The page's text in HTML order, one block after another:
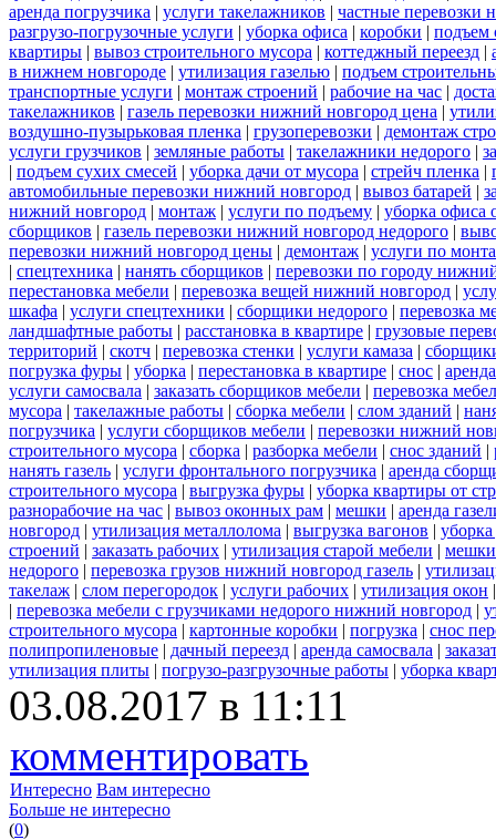
аренда погрузчика | услуги такелажников | частные перевозки
разгрузо-погрузочные услуги | уборка офиса | коробки | подъем
квартиры | вывоз строительного мусора | коттеджный переезд |
в нижнем новгороде | утилизация газелью | подъем
транспортные услуги | монтаж строений | рабочие на час |
такелажников | газель перевозки нижний новгород цена |
воздушно-пузырьковая пленка | грузоперевозки | демонтаж
услуги грузчиков | земляные работы | такелажники недорого |
| подъем сухих смесей | уборка дачи от мусора | стрейч пленка |
автомобильные перевозки нижний новгород | вывоз батарей |
нижний новгород | монтаж | услуги по подъему | уборка офиса
сборщиков | газель перевозки нижний новгород недорого |
перевозки нижний новгород цены | демонтаж | услуги по
| спецтехника | нанять сборщиков | перевозки по городу
перестановка мебели | перевозка вещей нижний новгород |
шкафа | услуги спецтехники | сборщики недорого | перевозка
ландшафтные работы | расстановка в квартире | грузовые
территорий | скотч | перевозка стенки | услуги камаза |
погрузка фуры | уборка | перестановка в квартире | снос |
услуги самосвала | заказать сборщиков мебели | перевозка
мусора | такелажные работы | сборка мебели | слом зданий |
погрузчика | услуги сборщиков мебели | перевозки нижний
строительного мусора | сборка | разборка мебели | снос зданий |
нанять газель | услуги фронтального погрузчика | аренда
строительного мусора | выгрузка фуры | уборка квартиры от
разнорабочие на час | вывоз оконных рам | мешки | аренда
новгород | утилизация металлолома | выгрузка вагонов |
строений | заказать рабочих | утилизация старой мебели |
недорого | перевозка грузов нижний новгород газель |
такелаж | слом перегородок | услуги рабочих | утилизация окон
| перевозка мебели с грузчиками недорого нижний новгород |
строительного мусора | картонные коробки | погрузка | снос
полипропиленовые | дачный переезд | аренда самосвала |
утилизация плиты | погрузо-разгрузочные работы | уборка
03.08.2017 в 11:11
комментировать
Интересно Вам интересно
Больше не интересно
(0)